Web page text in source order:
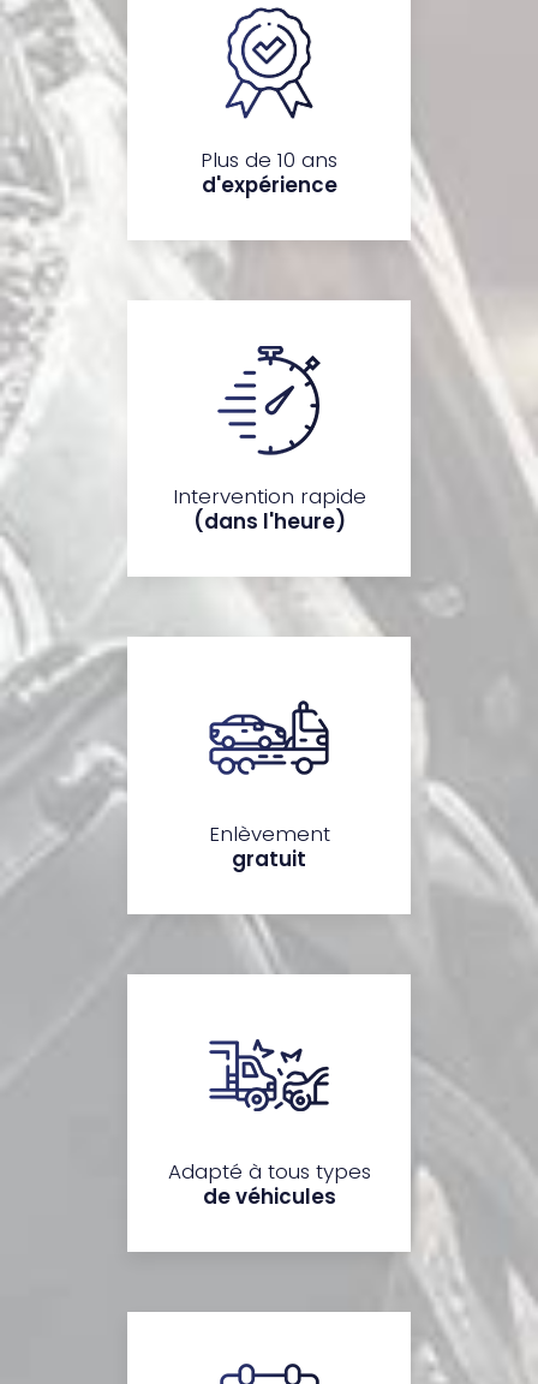
Plus de 10 ans
d'expérience
Intervention rapide
(dans l'heure)
Enlèvement
gratuit
Adapté à tous types
de véhicules